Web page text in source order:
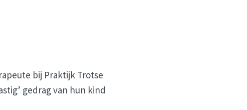
bij Praktijk Trotse
gedrag van hun kind